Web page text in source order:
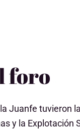
foro
Juanfe tuvieron
y la